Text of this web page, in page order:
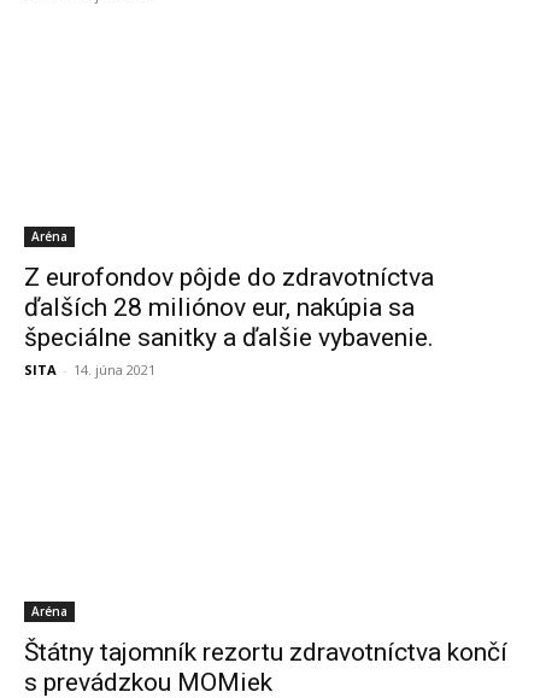
Aréna
Z eurofondov pôjde do zdravotníctva
ďalších 28 miliónov eur, nakúpia sa
špeciálne sanitky a ďalšie vybavenie.
SITA - 14. júna 2021
Aréna
Štátny tajomník rezortu zdravotníctva končí
s prevádzkou MOMiek